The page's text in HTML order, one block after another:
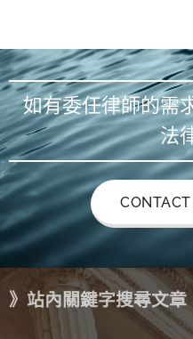
如有委任律師的需
法
》站內關鍵字搜尋文章